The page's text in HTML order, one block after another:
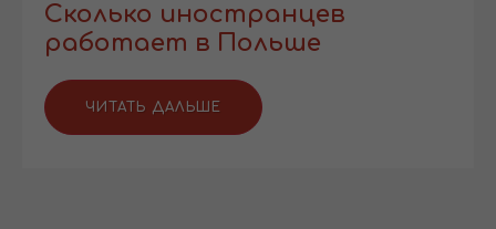
Сколько иностранцев
работает в Польше
ЧИТАТЬ ДАЛЬШЕ